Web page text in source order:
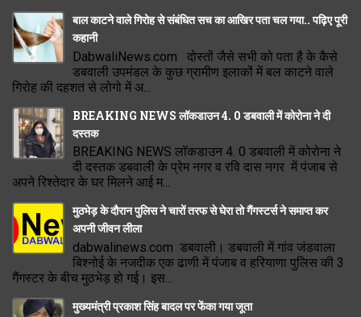
बाल काटने वाले गिरोह से संबंधित सच का आखिर पता चल गया.. पढ़िए पूरी
कहानी
DabwaliNews.com दोस्तों जैसे सभी को पता है के कैसे
डबवाली उपमंडल के कुछ ग्रामीण इलाकों में बल काटने वाले
गिरोह की दहशत से लोगो में अ...
BREAKING NEWS लॉकडाउन 4. 0 डबवाली में कोरोना ने दी
दस्तक
BREAKING NEWS लॉकडाउन 4. 0 डबवाली में कोरोना ने
दी दस्तक डबवाली के प्रेम नगर व रवि दास नगर में पंजाब से
अपने रिश्तेदार के घर मिलने आई म...
मुठभेड़ के दौरान पुलिस ने चारों तरफ से घेरा तो गैंगस्टर्स ने समाप्त कर
अपनी जीवन लीला
dabwalinews.com डबवाली। डबवाली में गांव जंडवाला
बिश्नोई के नजदीक एक ढाणी में पंजाब व हरियाणा पुलिस की 3
गैंगस्टर के बीच मुठभेड़ हो गई। इस...
मुख्यमंत्री प्रकाश सिंह बादल पर फेंका गया जूता